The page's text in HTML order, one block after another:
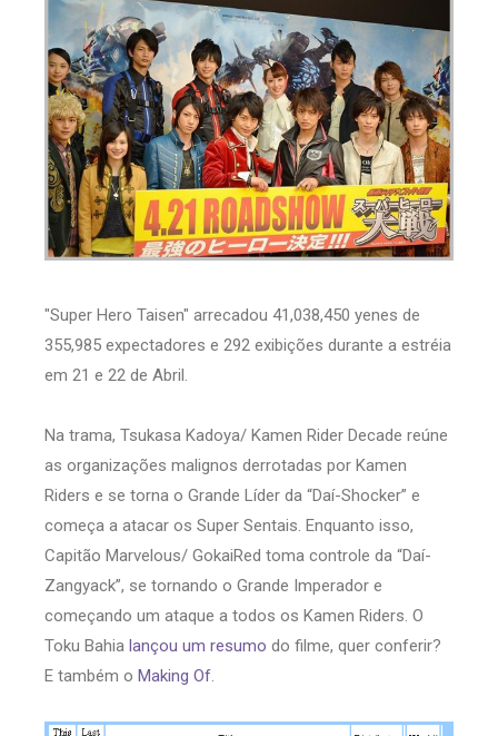
"Super Hero Taisen" arrecadou 41,038,450 yenes de
355,985 expectadores e 292 exibições durante a estréia
em 21 e 22 de Abril.
Na trama, Tsukasa Kadoya/ Kamen Rider Decade reúne
as organizações malignos derrotadas por Kamen
Riders e se torna o Grande Líder da “Daí-Shocker” e
começa a atacar os Super Sentais. Enquanto isso,
Capitão Marvelous/ GokaiRed toma controle da “Daí-
Zangyack”, se tornando o Grande Imperador e
começando um ataque a todos os Kamen Riders. O
Toku Bahia lançou um resumo do filme, quer conferir?
E também o Making Of.